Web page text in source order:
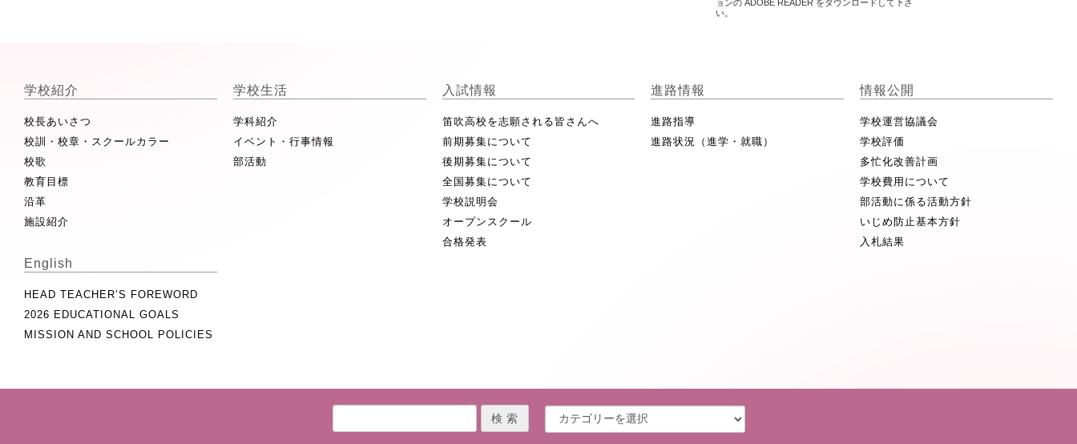
ョンの ADOBE READER をダウンロードして下さ
い。
学校紹介
校長あいさつ
校訓・校章・スクールカラー
校歌
教育目標
沿革
施設紹介
学校生活
学科紹介
イベント・行事情報
部活動
入試情報
笛吹高校を志願される皆さんへ
前期募集について
後期募集について
全国募集について
学校説明会
オープンスクール
合格発表
進路情報
進路指導
進路状況（進学・就職）
情報公開
学校運営協議会
学校評価
多忙化改善計画
学校費用について
部活動に係る活動方針
いじめ防止基本方針
入札結果
English
HEAD TEACHER’S FOREWORD
2026 EDUCATIONAL GOALS
MISSION AND SCHOOL POLICIES